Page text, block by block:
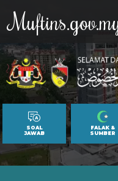
SOAL
JAWAB
FALAK &
SUMBER